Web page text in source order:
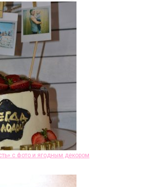
с фото и ягодным декором